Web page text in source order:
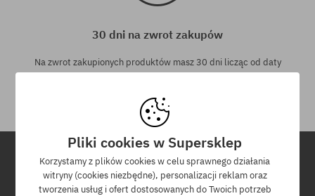
30 dni na zwrot zakupów
Na zwrot zakupionych produktów masz 30 dni licząc od daty
otrzymania przesyłki.
Newsletter
Pliki cookies w Supersklep
Korzystamy z plików cookies w celu sprawnego działania
witryny (cookies niezbędne), personalizacji reklam oraz
tworzenia usług i ofert dostosowanych do Twoich potrzeb